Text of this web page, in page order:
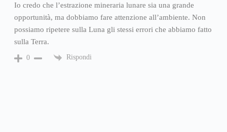
Io credo che l’estrazione mineraria lunare sia una grande
opportunità, ma dobbiamo fare attenzione all’ambiente. Non
possiamo ripetere sulla Luna gli stessi errori che abbiamo fatto
sulla Terra.
0 Rispondi